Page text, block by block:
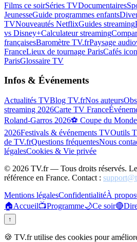
Films ce soirSéries TVDocumentaires
JeunesseGuide programmes enfants
TVNouveautés NetflixGuides streaming
vs Disney+Calculateur streaming
françaisesBaromètre TV.frPaysage
FranceLieux de tournage ParisCafés
ParisGlossaire TV
Infos & Événements
Actualités TVBlog TV.frNos auteurs
streaming 2026Carte TV France
Roland-Garros 2026⚽ Coupe du
2026Festivals & événements TVOutils
de TV.frQuestions fréquentesNous
légalesCookies & Vie privée
© 2026 TV.fr — Tous droits réservés.
référence en France. Contact :
Mentions légalesConfidentialitéÀ propos
🏠Accueil📺Programme🌙Ce soir🔴
↑
🍪 TV.fr utilise des cookies pour